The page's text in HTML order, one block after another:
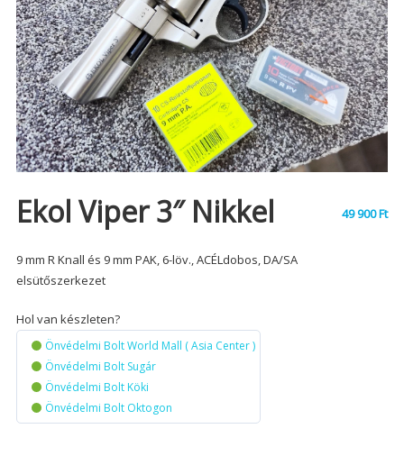
Ekol Viper 3″ Nikkel 49 900Ft
9 mm R Knall és 9 mm PAK, 6-löv., ACÉLdobos, DA/SA
elsütőszerkezet
Hol van készleten?
Önvédelmi Bolt World Mall ( Asia Center )
Önvédelmi Bolt Sugár
Önvédelmi Bolt Köki
Önvédelmi Bolt Oktogon